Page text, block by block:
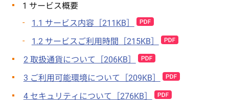
1 サービス概要
1.1 サービス内容［211KB］
1.2 サービスご利用時間［215KB］
2 取扱通貨について［206KB］
3 ご利用可能環境について［209KB］
4 セキュリティについて［276KB］